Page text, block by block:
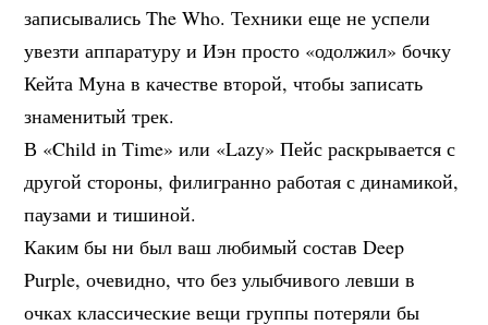
записывались The Who. Техники еще не успели
увезти аппаратуру и Иэн просто «одолжил» бочку
Кейта Муна в качестве второй, чтобы записать
знаменитый трек.
В «Child in Time» или «Lazy» Пейс раскрывается с
другой стороны, филигранно работая с динамикой,
паузами и тишиной.
Каким бы ни был ваш любимый состав Deep
Purple, очевидно, что без улыбчивого левши в
очках классические вещи группы потеряли бы